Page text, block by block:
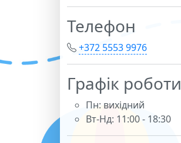
Телефон
+372 5553 9976
Графік роботи
Пн: вихідний
Вт-Нд: 11:00 - 18:30